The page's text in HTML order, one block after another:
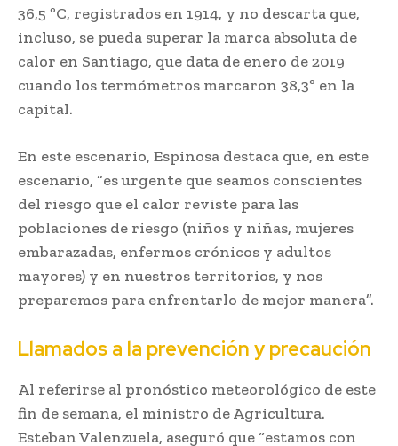
36,5 ºC, registrados en 1914, y no descarta que,
incluso, se pueda superar la marca absoluta de
calor en Santiago, que data de enero de 2019
cuando los termómetros marcaron 38,3º en la
capital.
En este escenario, Espinosa destaca que, en este
escenario, “es urgente que seamos conscientes
del riesgo que el calor reviste para las
poblaciones de riesgo (niños y niñas, mujeres
embarazadas, enfermos crónicos y adultos
mayores) y en nuestros territorios, y nos
preparemos para enfrentarlo de mejor manera”.
Llamados a la prevención y precaución
Al referirse al pronóstico meteorológico de este
fin de semana, el ministro de Agricultura.
Esteban Valenzuela, aseguró que “estamos con